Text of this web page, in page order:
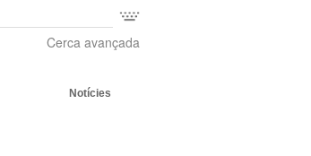
Cerca avançada
Notícies